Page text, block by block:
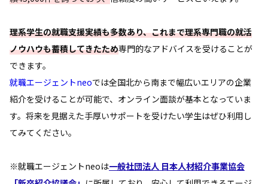
理系学生の就職支援実績も多数あり、これまで理系専門職の就活
ノウハウも蓄積してきたため専門的なアドバイスを受けることが
できます。
就職エージェントneoでは全国北から南まで幅広いエリアの企業
紹介を受けることが可能で、オンライン面談が基本となっていま
す。将来を見据えた手厚いサポートを受けたい学生はぜひ利用し
てみてください。
※就職エージェントneoは一般社団法人 日本人材紹介事業協会